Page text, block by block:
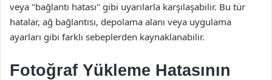
veya "bağlantı hatası" gibi uyarılarla karşılaşabilir. Bu tür
hatalar, ağ bağlantısı, depolama alanı veya uygulama
ayarları gibi farklı sebeplerden kaynaklanabilir.
Fotoğraf Yükleme Hatasının